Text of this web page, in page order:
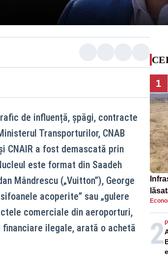
de influență, șpăgi, contracte
Transporturilor, CNAB
CNAIR a fost demascată prin
este format din Saadeh
Mândrescu („Vuitton”), George
acoperite” sau „gulere
comerciale din aeroporturi,
ilegale, arată o achetă
1
2